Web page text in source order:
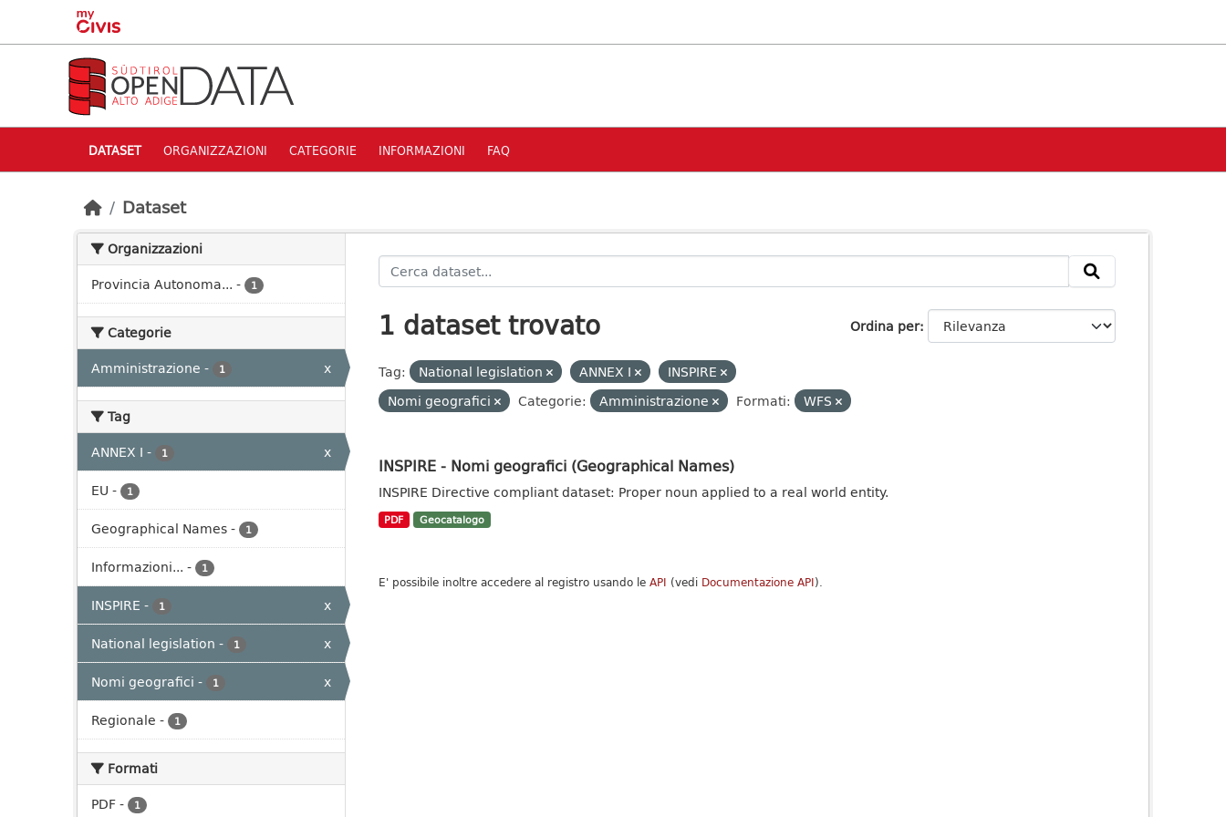
Skip to main content
DATASET ORGANIZZAZIONI CATEGORIE INFORMAZIONI FAQ
Dataset
Organizzazioni
Provincia Autonoma... - 1
Categorie
Amministrazione - 1 x
Tag
ANNEX I - 1
x
EU - 1
Geographical Names- 1
Informazioni... - 1
INSPIRE - 1
x
National legislation - 1
x
Nomi geografici - 1
x
Regionale - 1
Formati
PDF- 1
Ordina per
1 dataset trovato
Tag: National legislation ANNEX I
INSPIRE
Nomi geografici
Categorie: Amministrazione Formati: WFS
INSPIRE - Nomi geografici (Geographical Names)
INSPIRE Directive compliant dataset: Proper noun applied to a real world entity.
PDF Geocatalogo
E' possibile inoltre accedere al registro usando le API (vedi Documentazione API).